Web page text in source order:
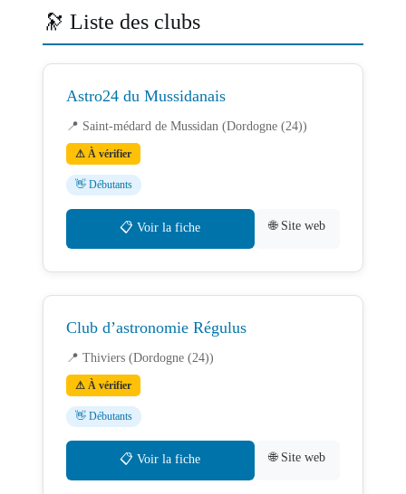
🔭 Liste des clubs
Astro24 du Mussidanais
📍 Saint-médard de Mussidan (Dordogne (24))
⚠ À vérifier
👋 Débutants
📋 Voir la fiche 🌐 Site web
Club d’astronomie Régulus
📍 Thiviers (Dordogne (24))
⚠ À vérifier
👋 Débutants
📋 Voir la fiche 🌐 Site web